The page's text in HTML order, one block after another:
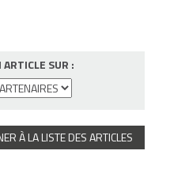
ARTICLE SUR :
À LA LISTE DES ARTICLES